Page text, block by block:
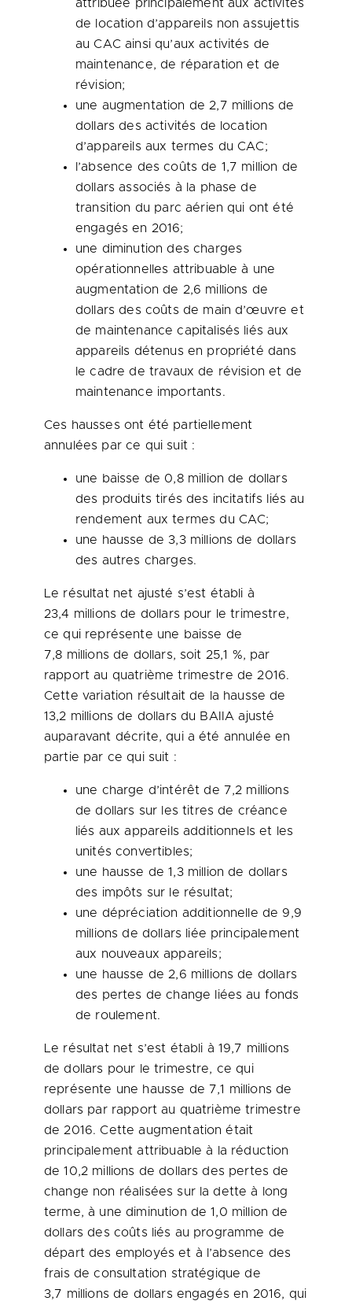
attribuée principalement aux activités
de location d’appareils non assujettis
au CAC ainsi qu’aux activités de
maintenance, de réparation et de
révision;
une augmentation de 2,7 millions de
dollars des activités de location
d’appareils aux termes du CAC;
l’absence des coûts de 1,7 million de
dollars associés à la phase de
transition du parc aérien qui ont été
engagés en 2016;
une diminution des charges
opérationnelles attribuable à une
augmentation de 2,6 millions de
dollars des coûts de main d’œuvre et
de maintenance capitalisés liés aux
appareils détenus en propriété dans
le cadre de travaux de révision et de
maintenance importants.
Ces hausses ont été partiellement
annulées par ce qui suit :
une baisse de 0,8 million de dollars
des produits tirés des incitatifs liés au
rendement aux termes du CAC;
une hausse de 3,3 millions de dollars
des autres charges.
Le résultat net ajusté s’est établi à
23,4 millions de dollars pour le trimestre,
ce qui représente une baisse de
7,8 millions de dollars, soit 25,1 %, par
rapport au quatrième trimestre de 2016.
Cette variation résultait de la hausse de
13,2 millions de dollars du BAIIA ajusté
auparavant décrite, qui a été annulée en
partie par ce qui suit :
une charge d’intérêt de 7,2 millions
de dollars sur les titres de créance
liés aux appareils additionnels et les
unités convertibles;
une hausse de 1,3 million de dollars
des impôts sur le résultat;
une dépréciation additionnelle de 9,9
millions de dollars liée principalement
aux nouveaux appareils;
une hausse de 2,6 millions de dollars
des pertes de change liées au fonds
de roulement.
Le résultat net s’est établi à 19,7 millions
de dollars pour le trimestre, ce qui
représente une hausse de 7,1 millions de
dollars par rapport au quatrième trimestre
de 2016. Cette augmentation était
principalement attribuable à la réduction
de 10,2 millions de dollars des pertes de
change non réalisées sur la dette à long
terme, à une diminution de 1,0 million de
dollars des coûts liés au programme de
départ des employés et à l’absence des
frais de consultation stratégique de
3,7 millions de dollars engagés en 2016, qui